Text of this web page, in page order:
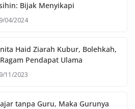
Bijak Menyikapi
04/2024
Haid Ziarah Kubur, Bolehkah,
Pendapat Ulama
11/2023
tanpa Guru, Maka Gurunya